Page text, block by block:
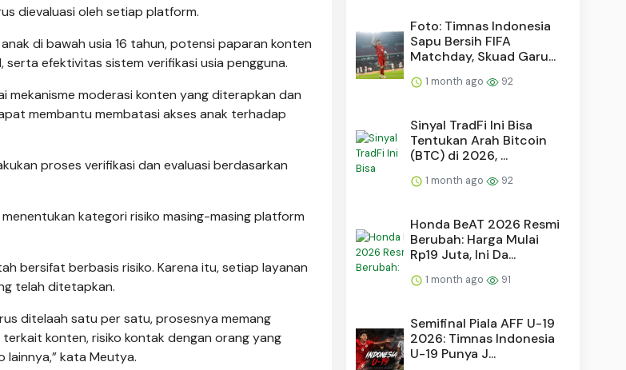
dievaluasi oleh setiap platform.
di bawah usia 16 tahun, potensi paparan konten
efektivitas sistem verifikasi usia pengguna.
mekanisme moderasi konten yang diterapkan dan
membantu membatasi akses anak terhadap
proses verifikasi dan evaluasi berdasarkan
kategori risiko masing-masing platform
bersifat berbasis risiko. Karena itu, setiap layanan
telah ditetapkan.
ditelaah satu per satu, prosesnya memang
konten, risiko kontak dengan orang yang
lainnya,” kata Meutya.
Foto: Timnas Indonesia
Sapu Bersih FIFA
Matchday, Skuad Garu...
1 month ago 92
Sinyal TradFi Ini Bisa
Tentukan Arah Bitcoin
(BTC) di 2026, ...
1 month ago 92
Honda BeAT 2026 Resmi
Berubah: Harga Mulai
Rp19 Juta, Ini Da...
1 month ago 91
Semifinal Piala AFF U-19
2026: Timnas Indonesia
U-19 Punya J...